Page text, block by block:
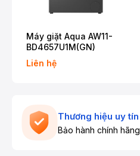
Máy giặt Aqua AW11-
BD4657U1M(GN)
Liên hệ
Thương hiệu uy tín
Bảo hành chính hãng